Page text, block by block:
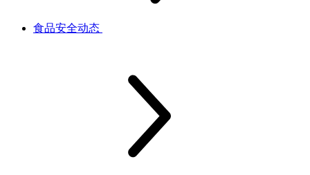
食品安全动态